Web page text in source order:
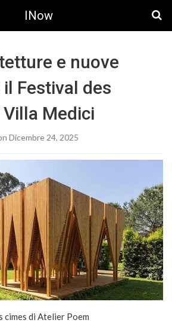
INow
e nuove
Festival des
Medici
Dicembre 24, 2025
cimes di Atelier Poem